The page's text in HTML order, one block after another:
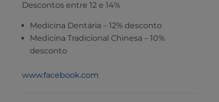
Descontos entre 12 e 14%
Medicina Dentária – 12% desconto
Medicina Tradicional Chinesa – 10%
desconto
www.facebook.com